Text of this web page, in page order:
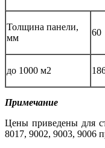
Толщина панели,
мм
60
до 1000 м2
Примечание
Цены приведены для
8017, 9002, 9003, 9006